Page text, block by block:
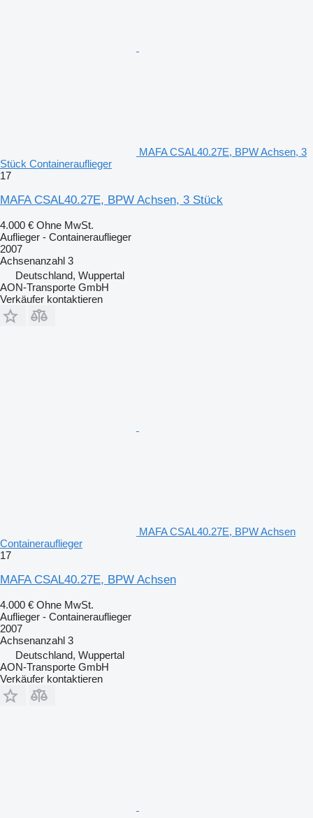
MAFA CSAL40.27E, BPW Achsen, 3
Stück Containerauflieger
17
MAFA CSAL40.27E, BPW Achsen, 3 Stück
4.000 € Ohne MwSt.
Auflieger - Containerauflieger
2007
Achsenanzahl 3
Deutschland, Wuppertal
AON-Transporte GmbH
Verkäufer kontaktieren
MAFA CSAL40.27E, BPW Achsen
Containerauflieger
17
MAFA CSAL40.27E, BPW Achsen
4.000 € Ohne MwSt.
Auflieger - Containerauflieger
2007
Achsenanzahl 3
Deutschland, Wuppertal
AON-Transporte GmbH
Verkäufer kontaktieren